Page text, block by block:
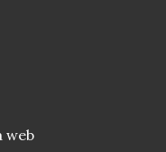
web